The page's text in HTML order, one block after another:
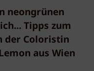
neongrünen
Tipps zum
der Coloristin
aus Wien